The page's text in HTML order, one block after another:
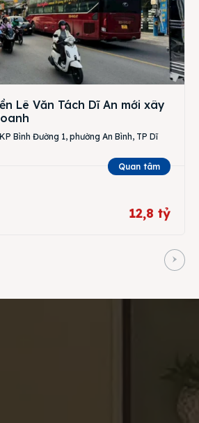
Lê Văn Tách Dĩ An mới xây
Bình Đường 1, phường An Bình, TP Dĩ
Quan tâm
12,8 tỷ